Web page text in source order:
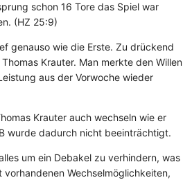
schon 16 Tore das Spiel war
(HZ 25:9)
genauso wie die Erste. Zu drückend
Krauter. Man merkte den Willen
aus der Vorwoche wieder
Krauter auch wechseln wie er
wurde dadurch nicht beeinträchtigt.
um ein Debakel zu verhindern, was
Wechselmöglichkeiten,